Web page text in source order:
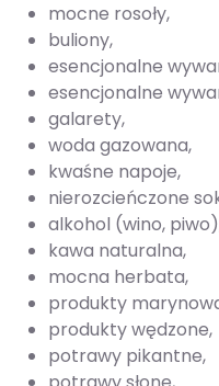
mocne rosoły,
buliony,
esencjonalne
esencjonalne
galarety,
woda gazowana,
kwaśne napoje,
nierozcieńczone
alkohol (wino,
kawa naturalna,
mocna herbata,
produkty
produkty wędzone,
potrawy pikantne,